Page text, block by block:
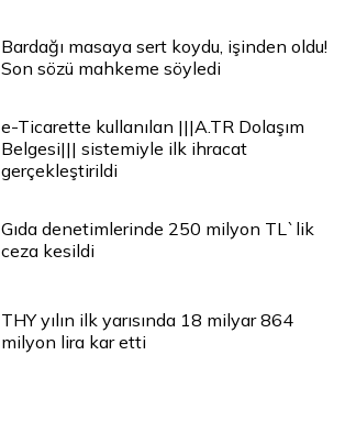
Bardağı masaya sert koydu, işinden oldu!
Son sözü mahkeme söyledi
e-Ticarette kullanılan |||A.TR Dolaşım
Belgesi||| sistemiyle ilk ihracat
gerçekleştirildi
Gıda denetimlerinde 250 milyon TL`lik
ceza kesildi
THY yılın ilk yarısında 18 milyar 864
milyon lira kar etti